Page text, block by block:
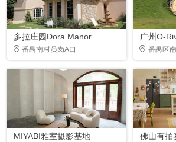
多拉庄园Dora Manor
番禺南村员岗A口
广州O-
番禺区
MIYABI雅室摄影基地 佛山有拍